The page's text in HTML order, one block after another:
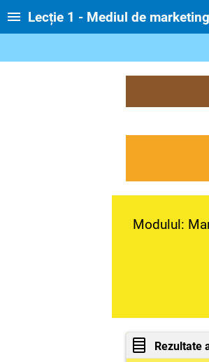
Lecție 1 - Mediul de marketing
Modulul:
Rezultate